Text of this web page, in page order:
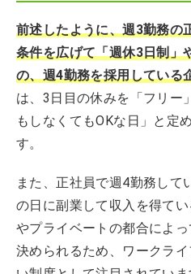
前述したように、週3勤務の
条件を広げて「週休3日制」
の、週4勤務を採用している
は、3日目の休みを「フリー
もしなくてもOKな日」と定
す。
また、正社員で週4勤務して
の日に副業して収入を得て
やプライベートの都合によ
決められるため、ワークラ